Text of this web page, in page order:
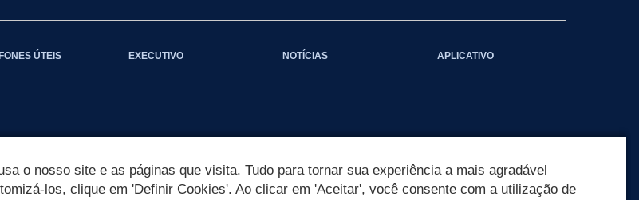
ÚTEIS EXECUTIVO NOTÍCIAS APLICATIVO
o nosso site e as páginas que visita. Tudo para tornar sua experiência a mais agradável
los, clique em 'Definir Cookies'. Ao clicar em 'Aceitar', você consente com a utilização de